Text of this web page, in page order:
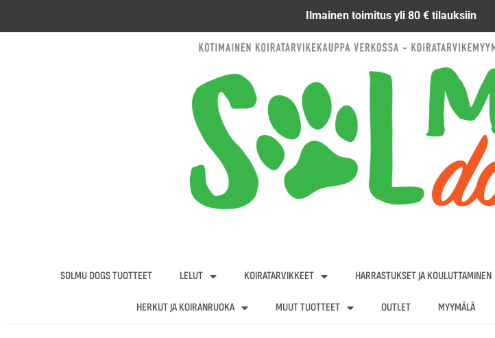
Ilmainen toimitus yli 80 € tilauksiin
SOLMU DOGS TUOTTEET LELUT KOIRATARVIKKEET HARRASTUKSET JA KOULUTTAMINEN
HERKUT JA KOIRANRUOKA MUUT TUOTTEET OUTLET MYYMÄLÄ